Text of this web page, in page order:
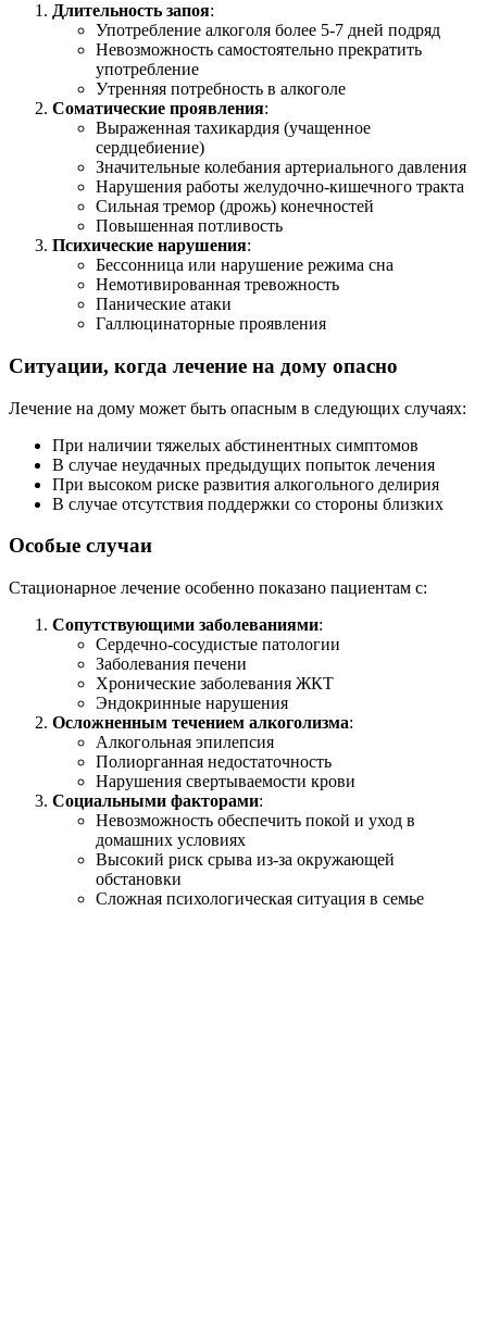
Длительность запоя:
Употребление алкоголя более 5-7 дней подряд
Невозможность самостоятельно прекратить
употребление
Утренняя потребность в алкоголе
Соматические проявления:
Выраженная тахикардия (учащенное
сердцебиение)
Значительные колебания артериального давления
Нарушения работы желудочно-кишечного тракта
Сильная тремор (дрожь) конечностей
Повышенная потливость
Психические нарушения:
Бессонница или нарушение режима сна
Немотивированная тревожность
Панические атаки
Галлюцинаторные проявления
Ситуации, когда лечение на дому опасно
Лечение на дому может быть опасным в следующих случаях:
При наличии тяжелых абстинентных симптомов
В случае неудачных предыдущих попыток лечения
При высоком риске развития алкогольного делирия
В случае отсутствия поддержки со стороны близких
Особые случаи
Стационарное лечение особенно показано пациентам с:
Сопутствующими заболеваниями:
Сердечно-сосудистые патологии
Заболевания печени
Хронические заболевания ЖКТ
Эндокринные нарушения
Осложненным течением алкоголизма:
Алкогольная эпилепсия
Полиорганная недостаточность
Нарушения свертываемости крови
Социальными факторами:
Невозможность обеспечить покой и уход в
домашних условиях
Высокий риск срыва из-за окружающей
обстановки
Сложная психологическая ситуация в семье